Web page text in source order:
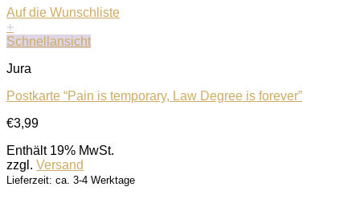
Auf die Wunschliste
+
Schnellansicht
Jura
Postkarte “Pain is temporary, Law Degree is forever”
€3,99
Enthält 19% MwSt.
zzgl. Versand
Lieferzeit: ca. 3-4 Werktage